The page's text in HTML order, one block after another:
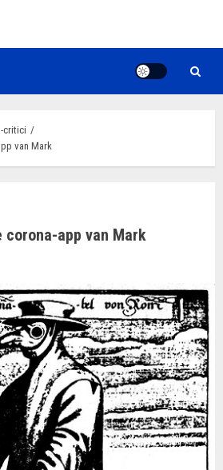
critici
van Mark
corona-app van Mark